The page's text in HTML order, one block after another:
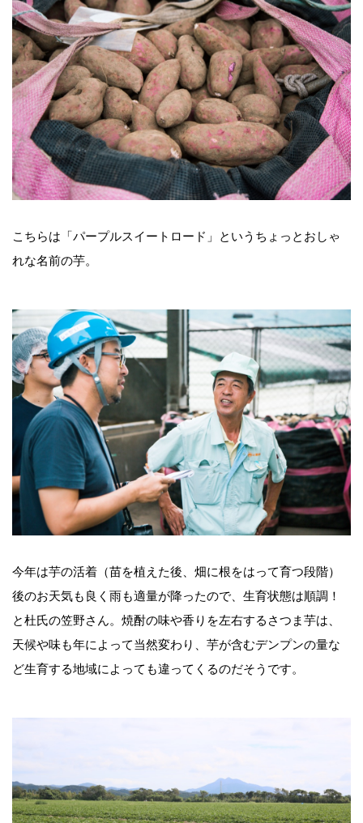
こちらは「パープルスイートロード」というちょっとおしゃ
れな名前の芋。
今年は芋の活着（苗を植えた後、畑に根をはって育つ段階）
後のお天気も良く雨も適量が降ったので、生育状態は順調！
と杜氏の笠野さん。焼酎の味や香りを左右するさつま芋は、
天候や味も年によって当然変わり、芋が含むデンプンの量な
ど生育する地域によっても違ってくるのだそうです。